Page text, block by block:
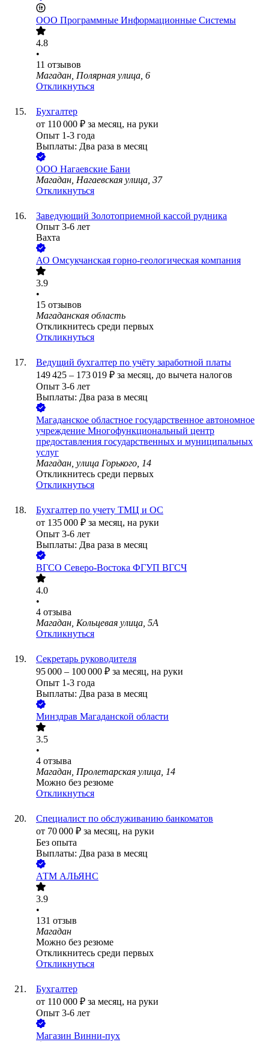
ООО Программные Информационные Системы
4.8
•
11 отзывов
Магадан, Полярная улица, 6
Откликнуться
Бухгалтер
от 110 000 ₽ за месяц, на руки
Опыт 1-3 года
Выплаты: Два раза в месяц
ООО Нагаевские Бани
Магадан, Нагаевская улица, 37
Откликнуться
Заведующий Золотоприемной кассой рудника
Опыт 3-6 лет
Вахта
АО Омсукчанская горно-геологическая компания
3.9
•
15 отзывов
Магаданская область
Откликнитесь среди первых
Откликнуться
Ведущий бухгалтер по учёту заработной платы
149 425 – 173 019 ₽ за месяц, до вычета налогов
Опыт 3-6 лет
Выплаты: Два раза в месяц
Магаданское областное государственное автономное
учреждение Многофункциональный центр
предоставления государственных и муниципальных
услуг
Магадан, улица Горького, 14
Откликнитесь среди первых
Откликнуться
Бухгалтер по учету ТМЦ и ОС
от 135 000 ₽ за месяц, на руки
Опыт 3-6 лет
Выплаты: Два раза в месяц
ВГСО Северо-Востока ФГУП ВГСЧ
4.0
•
4 отзыва
Магадан, Кольцевая улица, 5А
Откликнуться
Секретарь руководителя
95 000 – 100 000 ₽ за месяц, на руки
Опыт 1-3 года
Выплаты: Два раза в месяц
Минздрав Магаданской области
3.5
•
4 отзыва
Магадан, Пролетарская улица, 14
Можно без резюме
Откликнуться
Специалист по обслуживанию банкоматов
от 70 000 ₽ за месяц, на руки
Без опыта
Выплаты: Два раза в месяц
АТМ АЛЬЯНС
3.9
•
131 отзыв
Магадан
Можно без резюме
Откликнитесь среди первых
Откликнуться
Бухгалтер
от 110 000 ₽ за месяц, на руки
Опыт 3-6 лет
Магазин Винни-пух